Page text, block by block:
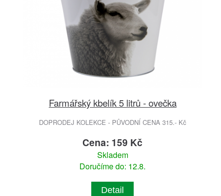
Farmářský kbelík 5 litrů - ovečka
DOPRODEJ KOLEKCE - PŮVODNÍ CENA 315.- Kč
Cena: 159 Kč
Skladem
Doručíme do: 12.8.
Detail